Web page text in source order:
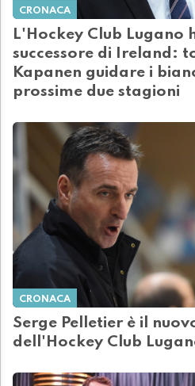
CRONACA
L'Hockey Club Lugano
successore di Ireland:
Kapanen guidare i
prossime due stagioni
CRONACA
Serge Pelletier è il
dell'Hockey Club